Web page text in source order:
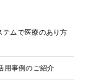
ムで医療のあり方
用事例のご紹介